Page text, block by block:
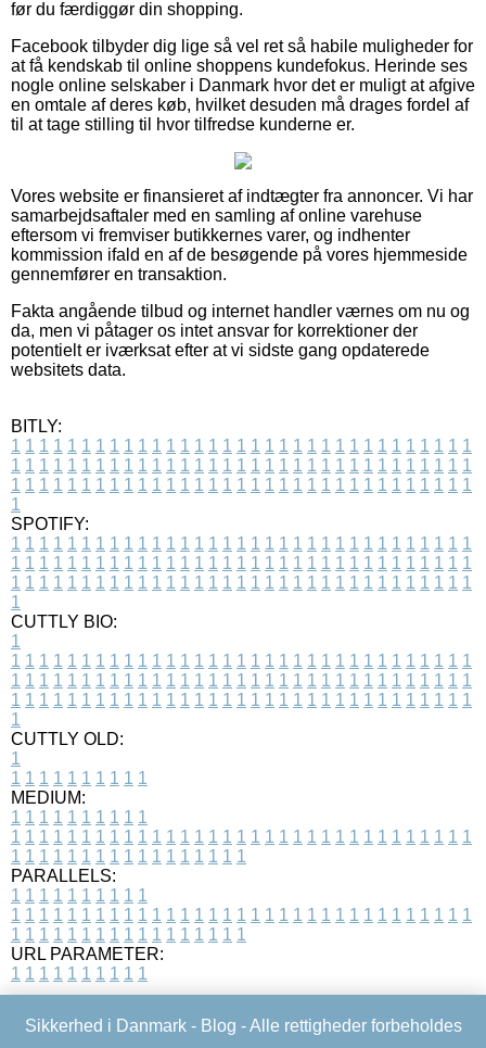
før du færdiggør din shopping.
Facebook tilbyder dig lige så vel ret så habile muligheder for
at få kendskab til online shoppens kundefokus. Herinde ses
nogle online selskaber i Danmark hvor det er muligt at afgive
en omtale af deres køb, hvilket desuden må drages fordel af
til at tage stilling til hvor tilfredse kunderne er.
Vores website er finansieret af indtægter fra annoncer. Vi har
samarbejdsaftaler med en samling af online varehuse
eftersom vi fremviser butikkernes varer, og indhenter
kommission ifald en af de besøgende på vores hjemmeside
gennemfører en transaktion.
Fakta angående tilbud og internet handler værnes om nu og
da, men vi påtager os intet ansvar for korrektioner der
potentielt er iværksat efter at vi sidste gang opdaterede
websitets data.
BITLY:
1 1 1 1 1 1 1 1 1 1 1 1 1 1 1 1 1 1 1 1 1 1 1 1 1 1 1 1 1 1 1 1 1
1 1 1 1 1 1 1 1 1 1 1 1 1 1 1 1 1 1 1 1 1 1 1 1 1 1 1 1 1 1 1 1 1
1 1 1 1 1 1 1 1 1 1 1 1 1 1 1 1 1 1 1 1 1 1 1 1 1 1 1 1 1 1 1 1 1
1
SPOTIFY:
1 1 1 1 1 1 1 1 1 1 1 1 1 1 1 1 1 1 1 1 1 1 1 1 1 1 1 1 1 1 1 1 1
1 1 1 1 1 1 1 1 1 1 1 1 1 1 1 1 1 1 1 1 1 1 1 1 1 1 1 1 1 1 1 1 1
1 1 1 1 1 1 1 1 1 1 1 1 1 1 1 1 1 1 1 1 1 1 1 1 1 1 1 1 1 1 1 1 1
1
CUTTLY BIO:
1
1 1 1 1 1 1 1 1 1 1 1 1 1 1 1 1 1 1 1 1 1 1 1 1 1 1 1 1 1 1 1 1 1
1 1 1 1 1 1 1 1 1 1 1 1 1 1 1 1 1 1 1 1 1 1 1 1 1 1 1 1 1 1 1 1 1
1 1 1 1 1 1 1 1 1 1 1 1 1 1 1 1 1 1 1 1 1 1 1 1 1 1 1 1 1 1 1 1 1
1
CUTTLY OLD:
1
1 1 1 1 1 1 1 1 1 1
MEDIUM:
1 1 1 1 1 1 1 1 1 1
1 1 1 1 1 1 1 1 1 1 1 1 1 1 1 1 1 1 1 1 1 1 1 1 1 1 1 1 1 1 1 1 1
1 1 1 1 1 1 1 1 1 1 1 1 1 1 1 1 1
PARALLELS:
1 1 1 1 1 1 1 1 1 1
1 1 1 1 1 1 1 1 1 1 1 1 1 1 1 1 1 1 1 1 1 1 1 1 1 1 1 1 1 1 1 1 1
1 1 1 1 1 1 1 1 1 1 1 1 1 1 1 1 1
URL PARAMETER:
1 1 1 1 1 1 1 1 1 1
Sikkerhed i Danmark - Blog - Alle rettigheder forbeholdes